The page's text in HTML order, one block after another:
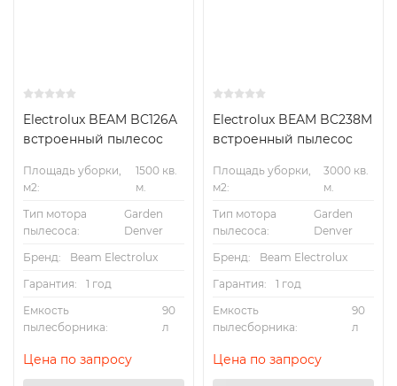
Electrolux BEAM BC126A
встроенный пылесос
Площадь уборки,
м2:
1500 кв.
м.
Тип мотора
пылесоса:
Garden
Denver
Бренд:
Beam Electrolux
Гарантия:
1 год
Емкость
пылесборника:
90
л
Цена по запросу
Electrolux BEAM BC238M
встроенный пылесос
Площадь уборки,
м2:
3000 кв.
м.
Тип мотора
пылесоса:
Garden
Denver
Бренд:
Beam Electrolux
Гарантия:
1 год
Емкость
пылесборника:
90
л
Цена по запросу